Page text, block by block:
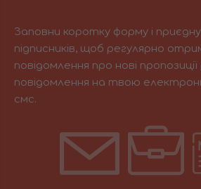
Заповни коротку форму і
підписників, щоб регулярно
повідомлення про нові
повідомлення на твою
смс.